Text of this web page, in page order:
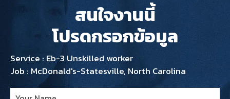
สนใจงานนี้
โปรดกรอกข้อมูล
Service : Eb-3 Unskilled worker
Job : McDonald's-Statesville, North Carolina